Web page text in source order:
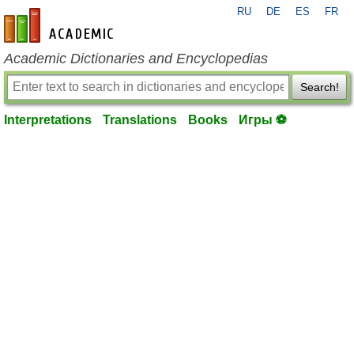
en-academic.com
RU DE ES FR
Academic Dictionaries and Encyclopedias
Search!
Interpretations Translations Books Игры ⚽